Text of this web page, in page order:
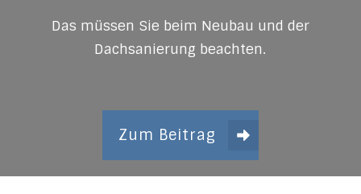
Das müssen Sie beim Neubau und der
Dachsanierung beachten.
Zum Beitrag